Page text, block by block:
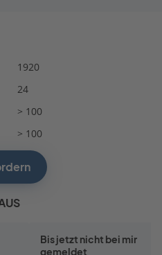
1920
24
> 100
> 100
Bis jetzt nicht bei mir
gemeldet